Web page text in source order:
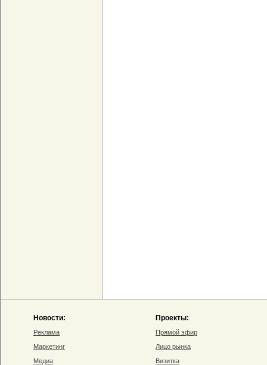
Новости:
Реклама
Маркетинг
Медиа
Проекты:
Прямой эфир
Лицо рынка
Визитка